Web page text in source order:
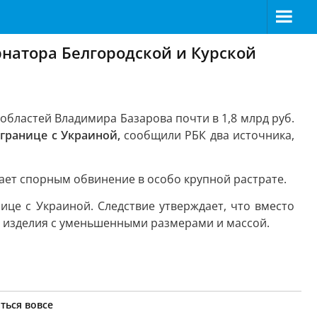
Белгородской и Курской
Владимира Базарова почти в 1,8 млрд руб.
с Украиной,сообщили РБК два источника,
спорным обвинение в особо крупной растрате.
с Украиной. Следствие утверждает, что вместо
с уменьшенными размерами и массой.
вовсе